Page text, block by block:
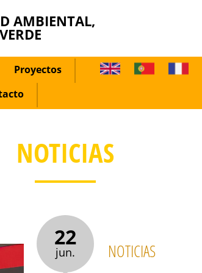
AMBIENTAL,
Proyectos
NOTICIAS
22
jun. NOTICIAS